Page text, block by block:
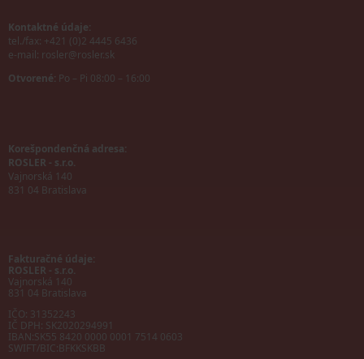
Kontaktné údaje:
tel./fax: +421 (0)2 4445 6436
e-mail: rosler@rosler.sk
Otvorené: Po – Pi 08:00 – 16:00
Korešpondenčná adresa:
ROSLER - s.r.o.
Vajnorská 140
831 04 Bratislava
Fakturačné údaje:
ROSLER - s.r.o.
Vajnorská 140
831 04 Bratislava
IČO: 31352243
IČ DPH: SK2020294991
IBAN:SK55 8420 0000 0001 7514 0603
SWIFT/BIC:BFKKSKBB